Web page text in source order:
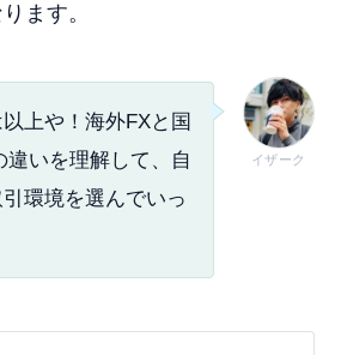
ます。
イザーク
上や！海外FXと国
違いを理解して、自
環境を選んでいっ